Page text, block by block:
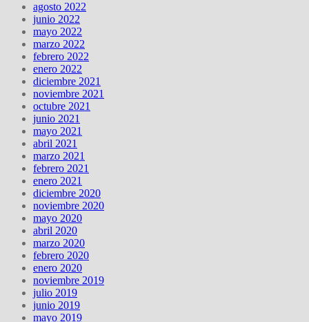
agosto 2022
junio 2022
mayo 2022
marzo 2022
febrero 2022
enero 2022
diciembre 2021
noviembre 2021
octubre 2021
junio 2021
mayo 2021
abril 2021
marzo 2021
febrero 2021
enero 2021
diciembre 2020
noviembre 2020
mayo 2020
abril 2020
marzo 2020
febrero 2020
enero 2020
noviembre 2019
julio 2019
junio 2019
mayo 2019